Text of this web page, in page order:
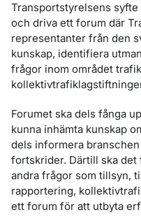
Transportstyrelsens
och driva ett forum där
representanter från den
kunskap, identifiera
frågor inom området
Forumet ska dels fånga
kunna inhämta kunskap
dels informera
fortskrider. Därtill ska
andra frågor som tillsyn,
rapportering,
ett forum för att utbyta